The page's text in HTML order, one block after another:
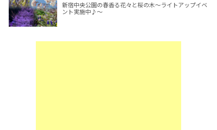
新宿中央公園の春香る花々と桜の木～ライトアップイベ
ント実施中♪～